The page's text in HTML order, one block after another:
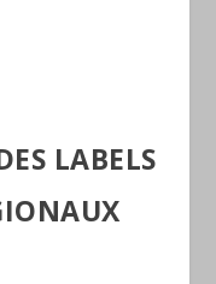
LABELS